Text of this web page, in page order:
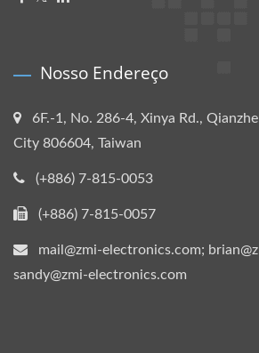
Nosso Endereço
6F.-1, No. 286-4, Xinya Rd.,
City 806604, Taiwan
(+886) 7-815-0053
(+886) 7-815-0057
mail@zmi-electronics.com;
sandy@zmi-electronics.com